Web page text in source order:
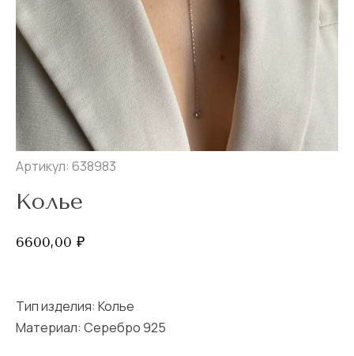
Артикул: 638983
Колье
6600,00 ₽
Тип изделия: Колье
Материал: Серебро 925